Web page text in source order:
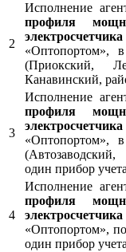
2
Исполнение
профиля
электросчетчика
«Оптопортом»,
(Приокский,
Канавинский,
3
Исполнение
профиля
электросчетчика
«Оптопортом»,
один прибор
4
Исполнение
профиля
электросчетчика
«Оптопортом»,
один прибор